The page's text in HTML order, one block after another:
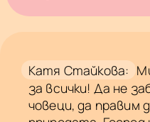
Катя Стайкова:
за всички! Да не
човеци, да правим